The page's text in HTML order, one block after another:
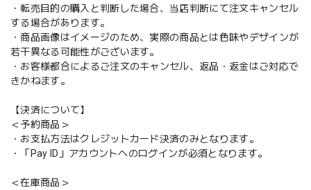
・転売目的の購入と判断した場合、当店判断にて注文キャンセル
する場合があります。
・商品画像はイメージのため、実際の商品とは色味やデザインが
若干異なる可能性がございます。
・お客様都合によるご注文のキャンセル、返品・返金はご対応で
きかねます。
【決済について】
＜予約商品＞
・お支払方法はクレジットカード決済のみとなります。
・「Pay ID」アカウントへのログインが必須となります。
＜在庫商品＞